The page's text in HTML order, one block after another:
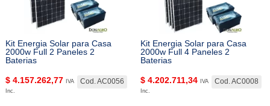
Kit Energia Solar para Casa
2000w Full 2 Paneles 2
Baterias
Cod. AC0056
$ 4.157.262,77
IVA
Inc.
Kit Energia Solar para Casa
2000w Full 4 Paneles 2
Baterias
Cod. AC0008
$ 4.202.711,34
IVA
Inc.